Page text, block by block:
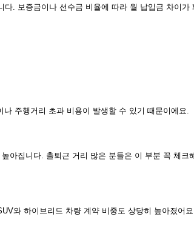
. 보증금이나 선수금 비율에 따라 월 납입금 차이가
주행거리 초과 비용이 발생할 수 있기 때문이에요.
아집니다. 출퇴근 거리 많은 분들은 이 부분 꼭 체크
와 하이브리드 차량 계약 비중도 상당히 높아졌어요.